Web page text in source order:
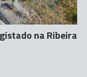
na Ribeira